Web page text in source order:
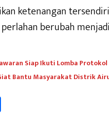
ketenangan
berubah
Siap Ikuti Lomba
Bantu Masyarakat Distrik